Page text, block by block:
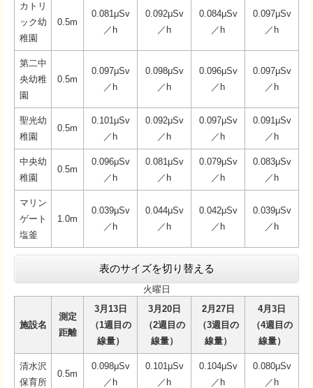
カトリ
ック幼
稚園
0.5m
0.081μSv
／h
0.092μSv
／h
0.084μSv
／h
0.097μSv
／h
第二中
央幼稚
園
0.5m
0.097μSv
／h
0.098μSv
／h
0.096μSv
／h
0.097μSv
／h
聖光幼
稚園
0.5m
0.101μSv
／h
0.092μSv
／h
0.097μSv
／h
0.091μSv
／h
中央幼
稚園
0.5m
0.096μSv
／h
0.081μSv
／h
0.079μSv
／h
0.083μSv
／h
マリン
ゲート
塩釜
1.0m
0.039μSv
／h
0.044μSv
／h
0.042μSv
／h
0.039μSv
／h
表のサイズを切り替える
火曜日
施設名
測定
距離
3月13日
（1週目の
線量）
3月20日
（2週目の
線量）
2月27日
（3週目の
線量）
4月3日
（4週目の
線量）
清水沢
保育所
0.5m
0.098μSv
／h
0.101μSv
／h
0.104μSv
／h
0.080μSv
／h